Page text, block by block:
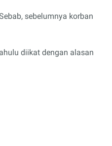
sebelumnya korban
diikat dengan alasan